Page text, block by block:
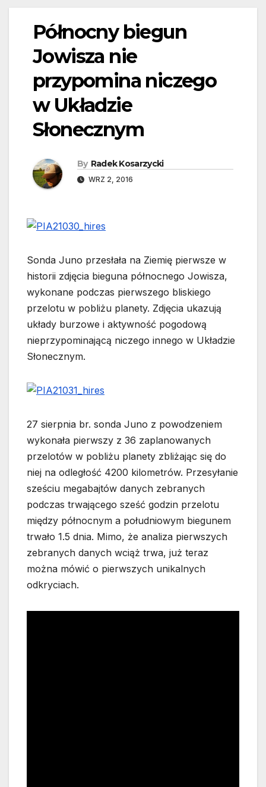
Północny biegun
Jowisza nie
przypomina niczego
w Układzie
Słonecznym
By Radek Kosarzycki
WRZ 2, 2016
Sonda Juno przesłała na Ziemię pierwsze w
historii zdjęcia bieguna północnego Jowisza,
wykonane podczas pierwszego bliskiego
przelotu w pobliżu planety. Zdjęcia ukazują
układy burzowe i aktywność pogodową
nieprzypominającą niczego innego w Układzie
Słonecznym.
27 sierpnia br. sonda Juno z powodzeniem
wykonała pierwszy z 36 zaplanowanych
przelotów w pobliżu planety zbliżając się do
niej na odległość 4200 kilometrów. Przesyłanie
sześciu megabajtów danych zebranych
podczas trwającego sześć godzin przelotu
między północnym a południowym biegunem
trwało 1.5 dnia. Mimo, że analiza pierwszych
zebranych danych wciąż trwa, już teraz
można mówić o pierwszych unikalnych
odkryciach.